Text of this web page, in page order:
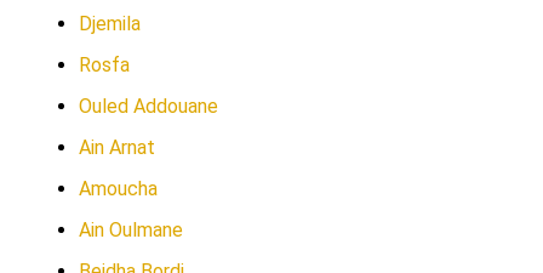
Djemila
Rosfa
Ouled Addouane
Ain Arnat
Amoucha
Ain Oulmane